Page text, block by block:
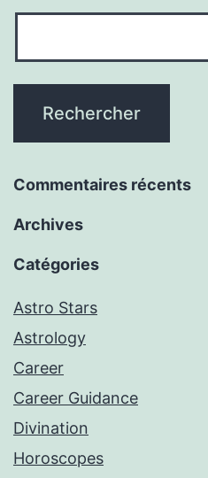
Commentaires récents
Archives
Catégories
Astro Stars
Astrology
Career
Career Guidance
Divination
Horoscopes